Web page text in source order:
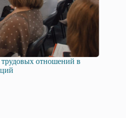
Русская община Крыма и